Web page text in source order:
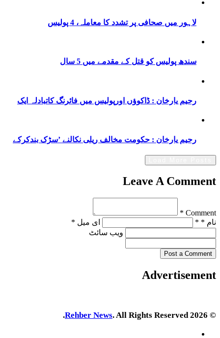
لاہور میں صحافی پر تشدد کا معاملہ، 4 پولیس
سندھ پولیس کو قتل کے مقدمے میں 5 سال
رحیم یارخان : ڈاکوؤں اورپولیس میں فائرنگ کاتبادلہ ایک
رحیم یارخان : حکومت مخالف ریلی نکالنے ’سڑک بندکرکے
Leave A Comment
Comment *
نام * *
ای میل *
ویب‌ سائٹ
Post a Comment
Advertisement
© 2026
Rehber News. All Rights Reserved.